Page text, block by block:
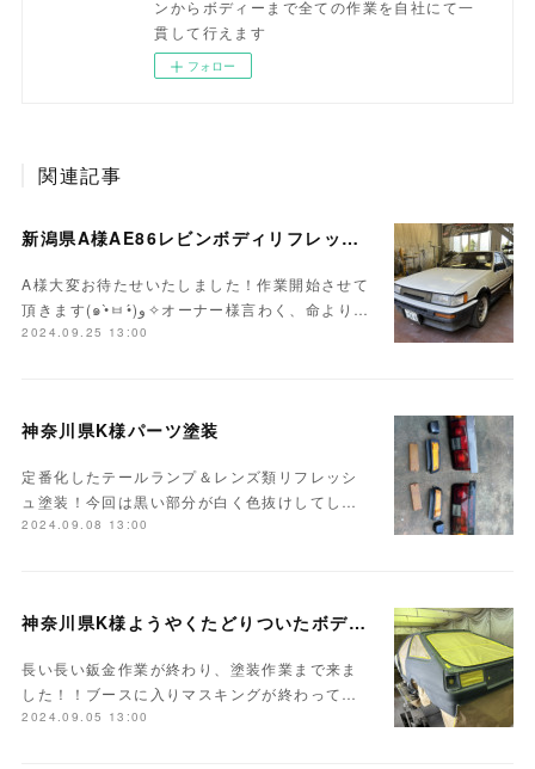
ンからボディーまで全ての作業を自社にて一
貫して行えます
フォロー
関連記事
新潟県A様AE86レビンボディリフレッシュ作業開始！！
A様大変お待たせいたしました！作業開始させて
頂きます(๑•̀ㅂ•́)و✧オーナー様言わく、命より…
2024.09.25 13:00
神奈川県K様パーツ塗装
定番化したテールランプ＆レンズ類リフレッシ
ュ塗装！今回は黒い部分が白く色抜けしてし…
2024.09.08 13:00
神奈川県K様ようやくたどりついたボディ塗装
長い長い鈑金作業が終わり、塗装作業まで来ま
した！！ブースに入りマスキングが終わって…
2024.09.05 13:00